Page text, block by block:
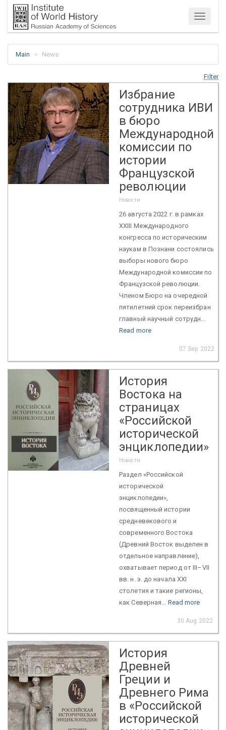
Menu
Main News
Filter
Избрание
сотрудника ИВИ
в бюро
Международной
комиссии по
истории
Французской
революции
Новости
26 августа 2022 г. в рамках
XXIII Международного
конгресса по историческим
наукам в Познани состоялись
выборы нового бюро
Международной комиссии по
Французской революции.
Членом Бюро на очередной
пятилетний срок переизбран
главный научный сотрудн...
Read more
07 Sep 2022
История
Востока на
страницах
«Российской
исторической
энциклопедии»
Новости
Раздел «Российской
исторической
энциклопедии»,
посвященный истории
средневекового и
современного Востока
(Древний Восток выделен в
отдельное направление),
охватывает период от III–VII
вв. н. э. до начала XXI
столетия и такие регионы,
как Северная... Read more
30 Aug 2022
История
Древней
Греции и
Древнего Рима
в «Российской
исторической